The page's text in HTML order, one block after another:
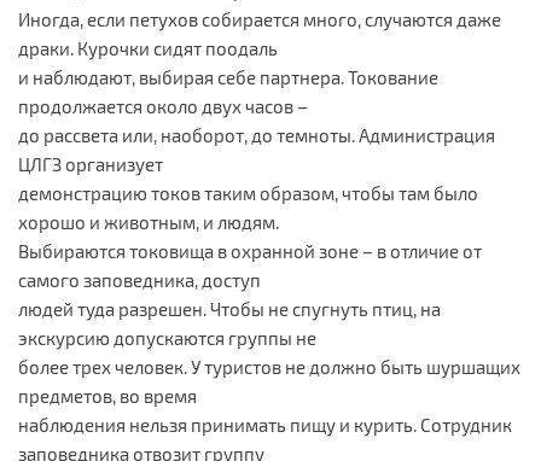
Иногда, если петухов собирается много, случаются даже
драки. Курочки сидят поодаль
и наблюдают, выбирая себе партнера. Токование
продолжается около двух часов –
до рассвета или, наоборот, до темноты. Администрация
ЦЛГЗ организует
демонстрацию токов таким образом, чтобы там было
хорошо и животным, и людям.
Выбираются токовища в охранной зоне – в отличие от
самого заповедника, доступ
людей туда разрешен. Чтобы не спугнуть птиц, на
экскурсию допускаются группы не
более трех человек. У туристов не должно быть шуршащих
предметов, во время
наблюдения нельзя принимать пищу и курить. Сотрудник
заповедника отвозит группу